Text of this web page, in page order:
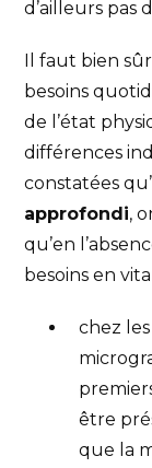
d’ailleurs pas
Il faut bien
besoins
de l’état
différences
constatées qu’
approfondi,
qu’en
besoins en
chez les
être
que la